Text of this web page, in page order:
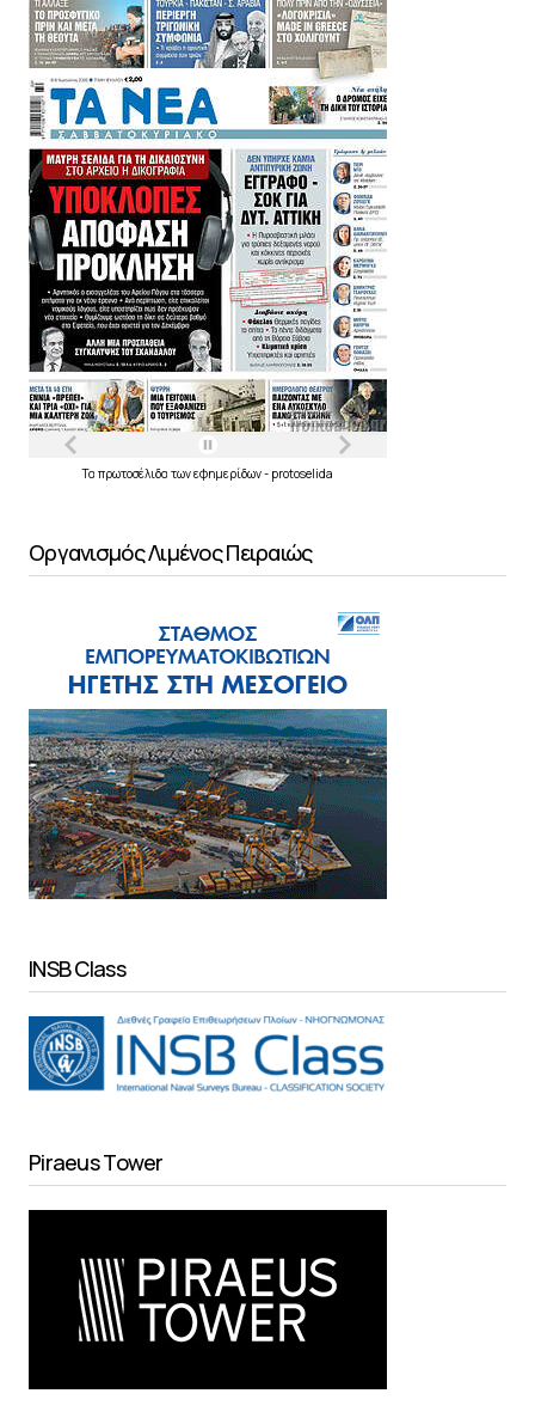
Τα πρωτοσέλιδα τωνεφημερίδων- protoselida
Οργανισμός Λιμένος Πειραιώς
INSB Class
Piraeus Tower